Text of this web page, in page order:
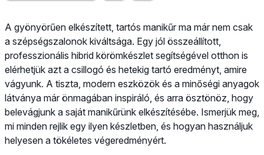
A gyönyörűen elkészített, tartós manikűr ma már nem csak
a szépségszalonok kiváltsága. Egy jól összeállított,
professzionális hibrid körömkészlet segítségével otthon is
elérhetjük azt a csillogó és hetekig tartó eredményt, amire
vágyunk. A tiszta, modern eszközök és a minőségi anyagok
látványa már önmagában inspiráló, és arra ösztönöz, hogy
belevágjunk a saját manikűrünk elkészítésébe. Ismerjük meg,
mi minden rejlik egy ilyen készletben, és hogyan használjuk
helyesen a tökéletes végeredményért.